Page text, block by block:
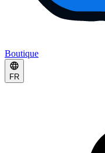
Boutique
FR